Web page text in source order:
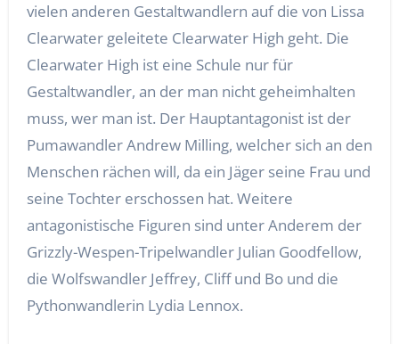
vielen anderen Gestaltwandlern auf die von Lissa
Clearwater geleitete Clearwater High geht. Die
Clearwater High ist eine Schule nur für
Gestaltwandler, an der man nicht geheimhalten
muss, wer man ist. Der Hauptantagonist ist der
Pumawandler Andrew Milling, welcher sich an den
Menschen rächen will, da ein Jäger seine Frau und
seine Tochter erschossen hat. Weitere
antagonistische Figuren sind unter Anderem der
Grizzly-Wespen-Tripelwandler Julian Goodfellow,
die Wolfswandler Jeffrey, Cliff und Bo und die
Pythonwandlerin Lydia Lennox.